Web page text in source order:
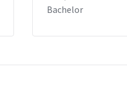
Bachelor